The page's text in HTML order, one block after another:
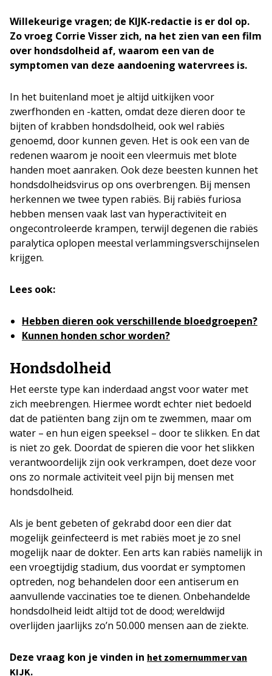
Willekeurige vragen; de KIJK-redactie is er dol op.
Zo vroeg Corrie Visser zich, na het zien van een film
over hondsdolheid af, waarom een van de
symptomen van deze aandoening watervrees is.
In het buitenland moet je altijd uitkijken voor
zwerfhonden en -katten, omdat deze dieren door te
bijten of krabben hondsdolheid, ook wel rabiës
genoemd, door kunnen geven. Het is ook een van de
redenen waarom je nooit een vleermuis met blote
handen moet aanraken. Ook deze beesten kunnen het
hondsdolheidsvirus op ons overbrengen. Bij mensen
herkennen we twee typen rabiës. Bij rabiës furiosa
hebben mensen vaak last van hyperactiviteit en
ongecontroleerde krampen, terwijl degenen die rabiës
paralytica oplopen meestal verlammingsverschijnselen
krijgen.
Lees ook:
Hebben dieren ook verschillende bloedgroepen?
Kunnen honden schor worden?
Hondsdolheid
Het eerste type kan inderdaad angst voor water met
zich meebrengen. Hiermee wordt echter niet bedoeld
dat de patiënten bang zijn om te zwemmen, maar om
water – en hun eigen speeksel – door te slikken. En dat
is niet zo gek. Doordat de spieren die voor het slikken
verantwoordelijk zijn ook verkrampen, doet deze voor
ons zo normale activiteit veel pijn bij mensen met
hondsdolheid.
Als je bent gebeten of gekrabd door een dier dat
mogelijk geïnfecteerd is met rabiës moet je zo snel
mogelijk naar de dokter. Een arts kan rabiës namelijk in
een vroegtijdig stadium, dus voordat er symptomen
optreden, nog behandelen door een antiserum en
aanvullende vaccinaties toe te dienen. Onbehandelde
hondsdolheid leidt altijd tot de dood; wereldwijd
overlijden jaarlijks zo’n 50.000 mensen aan de ziekte.
Deze vraag kon je vinden in het zomernummer van
KIJK.